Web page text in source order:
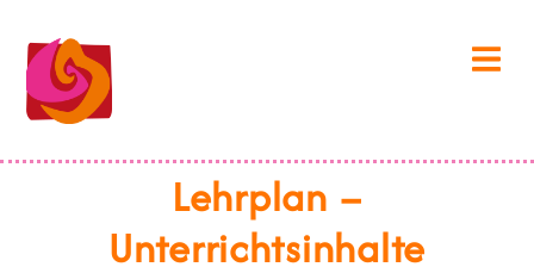
Lehrplan –
Unterrichtsinhalte